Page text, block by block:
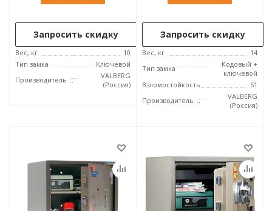
Запросить скидку
Вес, кг
10
Тип замка
Ключевой
Производитель
VALBERG
(Россия)
Запросить скидку
Вес, кг
14
Тип замка
Кодовый +
ключевой
Взломостойкость
S1
Производитель
VALBERG
(Россия)